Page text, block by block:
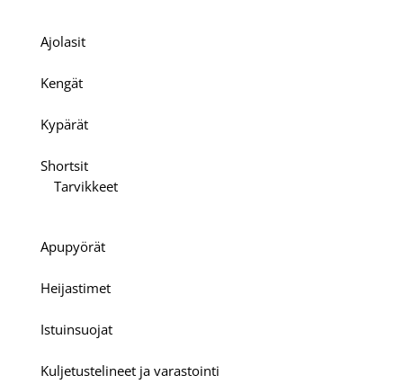
Ajolasit
Kengät
Kypärät
Shortsit
Tarvikkeet
Apupyörät
Heijastimet
Istuinsuojat
Kuljetustelineet ja varastointi